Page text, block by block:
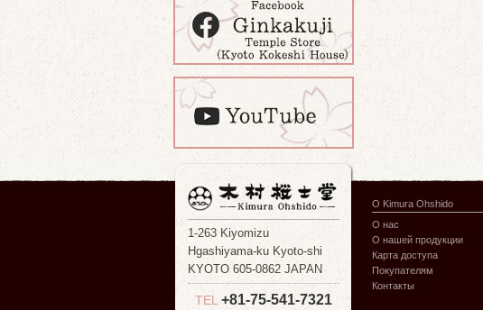
1-263 Kiyomizu
Hgashiyama-ku Kyoto-shi
KYOTO 605-0862 JAPAN
TEL +81-75-541-7321
О Kimura Ohshido
О нас
О нашей продукции
Карта доступа
Покупателям
Контакты